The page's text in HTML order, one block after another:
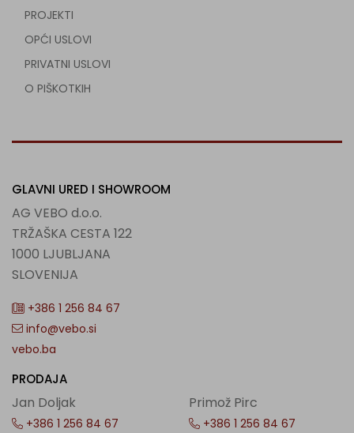
PROJEKTI
OPĆI USLOVI
PRIVATNI USLOVI
O PIŠKOTKIH
GLAVNI URED I SHOWROOM
AG VEBO d.o.o.
TRŽAŠKA CESTA 122
1000 LJUBLJANA
SLOVENIJA
+386 1 256 84 67
info@vebo.si
vebo.ba
PRODAJA
Jan Doljak
+386 1 256 84 67
Primož Pirc
+386 1 256 84 67